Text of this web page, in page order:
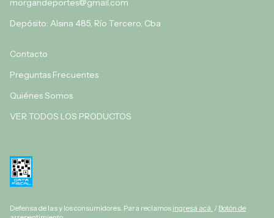
morgandeportes@gmail.com
Depósito: Alsina 485, Río Tercero, Cba
Contacto
Preguntas Frecuentes
Quiénes Somos
VER TODOS LOS PRODUCTOS
Defensa de las y los consumidores. Para reclamos ingresá acá. / Botón de